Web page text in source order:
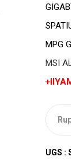
MPG
MSI
UGS :